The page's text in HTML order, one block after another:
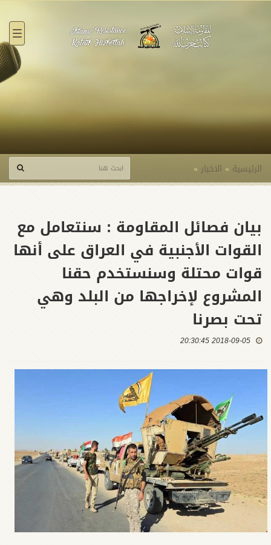
الرئيسية » الاخبار »
بيان فصائل المقاومة : سنتعامل مع
القوات الأجنبية في العراق على أنها
قوات محتلة وسنستخدم حقنا
المشروع لإخراجها من البلد وهي
تحت بصرنا
2018-09-05 20:30:45